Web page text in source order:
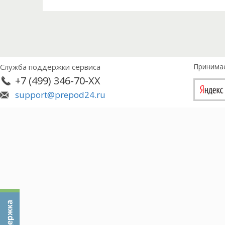
Объектом исследования бюджет города Москва.
Предметом исследования расходы бюджетов
В данной работе использованы такие методы
Служба поддержки сервиса
+7 (499) 346-70-XX
support@prepod24.ru